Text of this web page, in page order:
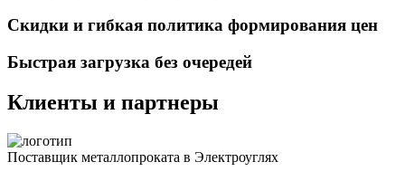
Скидки и гибкая политика формирования цен
Быстрая загрузка без очередей
Клиенты и партнеры
Поставщик металлопроката в Электроуглях